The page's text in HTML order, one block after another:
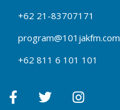
+62 21-83707171
program@101jakfm.com
+62 811 6 101 101